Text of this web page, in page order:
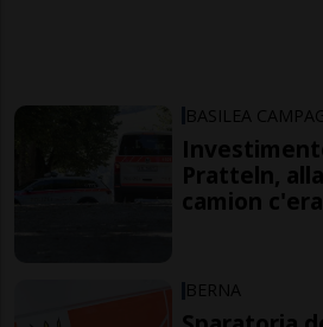
BASILEA
Pratteln,
camion
BERNA